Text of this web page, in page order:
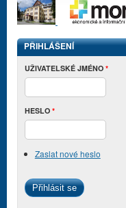
PŘIHLÁŠENÍ
UŽIVATELSKÉ JMÉNO *
HESLO *
Zaslat nové heslo